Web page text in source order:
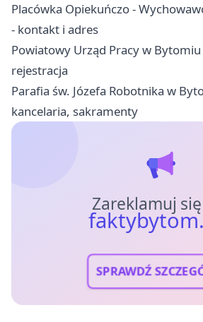
Placówka Opiekuńczo -
- kontakt i adres
Powiatowy Urząd Pracy w
rejestracja
Parafia św. Józefa Robotnika w
kancelaria, sakramenty
Zareklamuj
SPRAWDŹ